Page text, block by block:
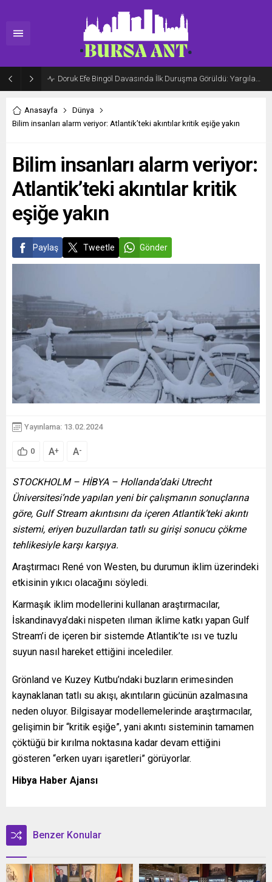
Doruk Efe Bingöl Davasında İlk Duruşma Görüldü: Yargılama 20 Ekim 2026’ya Ertelendi
Anasayfa
Dünya
Bilim insanları alarm veriyor: Atlantik’teki akıntılar kritik eşiğe yakın
Bilim insanları alarm veriyor:
Atlantik’teki akıntılar kritik
eşiğe yakın
Paylaş Tweetle Gönder
Yayınlama: 13.02.2024
0 A+ A-
STOCKHOLM – HİBYA – Hollanda’daki Utrecht
Üniversitesi’nde yapılan yeni bir çalışmanın sonuçlarına
göre, Gulf Stream akıntısını da içeren Atlantik’teki akıntı
sistemi, eriyen buzullardan tatlı su girişi sonucu çökme
tehlikesiyle karşı karşıya.
Araştırmacı René von Westen, bu durumun iklim üzerindeki
etkisinin yıkıcı olacağını söyledi.
Karmaşık iklim modellerini kullanan araştırmacılar,
İskandinavya’daki nispeten ılıman iklime katkı yapan Gulf
Stream’i de içeren bir sistemde Atlantik’te ısı ve tuzlu
suyun nasıl hareket ettiğini incelediler.
Grönland ve Kuzey Kutbu’ndaki buzların erimesinden
kaynaklanan tatlı su akışı, akıntıların gücünün azalmasına
neden oluyor. Bilgisayar modellemelerinde araştırmacılar,
gelişimin bir “kritik eşiğe”, yani akıntı sisteminin tamamen
çöktüğü bir kırılma noktasına kadar devam ettiğini
gösteren “erken uyarı işaretleri” görüyorlar.
Hibya Haber Ajansı
Benzer Konular